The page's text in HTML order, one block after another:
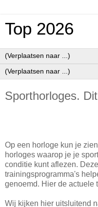
Top 2026
Sporthorloges.
Op een horloge kun je
horloges waarop je je
conditie kunt aflezen.
trainingsprogramma's
genoemd. Hier de actuele
Wij kijken hier uitsluitend